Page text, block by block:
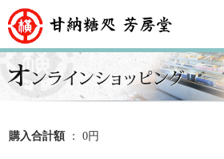
購入合計額 ： 0円